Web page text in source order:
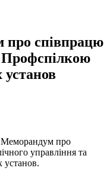
про співпрацю
установ
Меморандум про
управління та
установ.